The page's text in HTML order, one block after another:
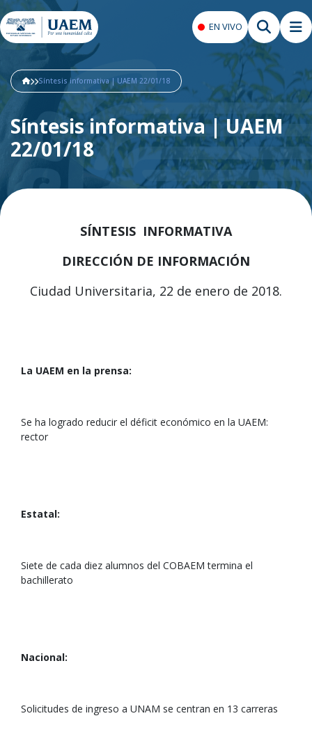
EN VIVO
Síntesis informativa | UAEM 22/01/18
Síntesis informativa | UAEM
22/01/18
SÍNTESIS INFORMATIVA
DIRECCIÓN DE INFORMACIÓN
Ciudad Universitaria, 22 de enero de 2018.
La UAEM en la prensa:
Se ha logrado reducir el déficit económico en la UAEM:
rector
Estatal:
Siete de cada diez alumnos del COBAEM termina el
bachillerato
Nacional:
Solicitudes de ingreso a UNAM se centran en 13 carreras